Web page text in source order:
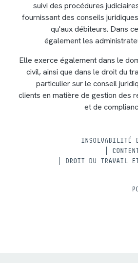
suivi des procédures
fournissant des conseils
qu'aux débiteurs. Dans
également les
Elle exerce également dans le
civil, ainsi que dans le droit du
particulier sur le conseil
clients en matière de gestion des
et de
INSOLVABILITÉ
DROIT DU TRAVAIL